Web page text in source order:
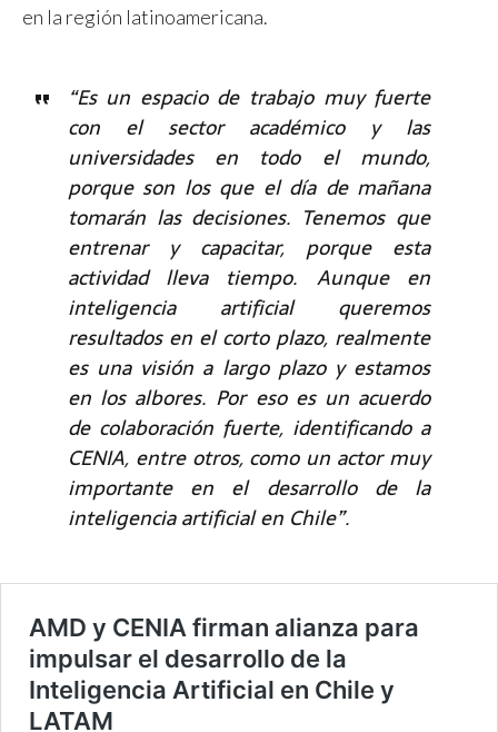
en la región latinoamericana.
“Es un espacio de trabajo muy fuerte
con el sector académico y las
universidades en todo el mundo,
porque son los que el día de mañana
tomarán las decisiones. Tenemos que
entrenar y capacitar, porque esta
actividad lleva tiempo. Aunque en
inteligencia artificial queremos
resultados en el corto plazo, realmente
es una visión a largo plazo y estamos
en los albores. Por eso es un acuerdo
de colaboración fuerte, identificando a
CENIA, entre otros, como un actor muy
importante en el desarrollo de la
inteligencia artificial en Chile”.